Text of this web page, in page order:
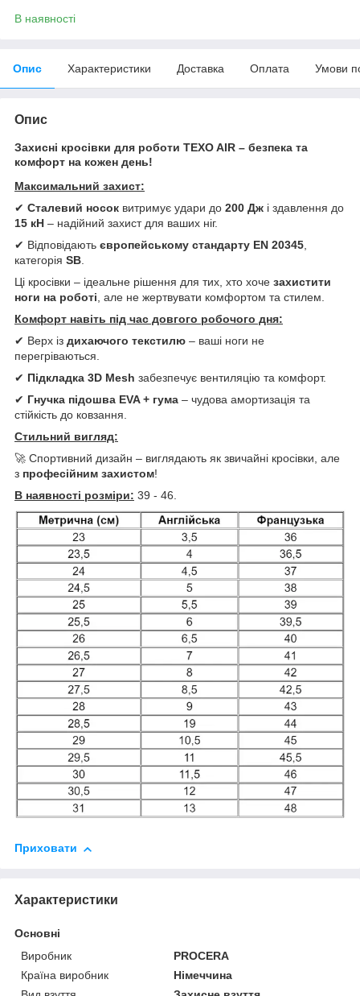
В наявності
Опис Характеристики Доставка Оплата Умови
Опис
Захисні кросівки для роботи TEXO AIR – безпека та
комфорт на кожен день!
Максимальний захист:
✔ Сталевий носок витримує удари до 200 Дж і здавлення до
15 кН – надійний захист для ваших ніг.
✔ Відповідають європейському стандарту EN 20345
категорія SB
Ці кросівки – ідеальне рішення для тих, хто хоче захистити
ноги на роботі , але не жертвувати комфортом та стилем.
Комфорт навіть під час довгого робочого дня:
✔ Верх із дихаючого текстилю – ваші ноги не
перегріваються.
✔ Підкладка 3D Mesh забезпечує вентиляцію та комфорт.
✔ Гнучка підошва EVA + гума – чудова амортизація та
стійкість до ковзання.
Стильний вигляд:
🚀 Спортивний дизайн – виглядають як звичайні кросівки, але
з професійним захистом!
В наявності розміри: 39 - 46.
Приховати
Характеристики
Основні
Виробник
PROCERA
Країна виробник
Німеччина